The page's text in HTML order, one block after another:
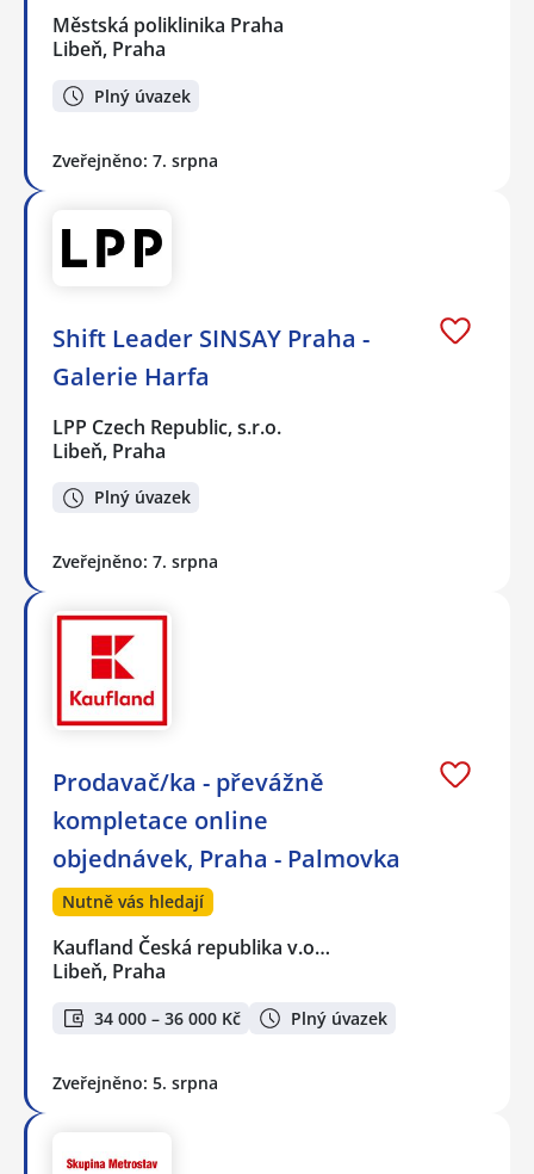
Městská poliklinika Praha
Libeň, Praha
Plný úvazek
Zveřejněno: 7. srpna
Shift Leader SINSAY Praha -
Galerie Harfa
LPP Czech Republic, s.r.o.
Libeň, Praha
Plný úvazek
Zveřejněno: 7. srpna
Prodavač/ka - převážně
kompletace online
objednávek, Praha - Palmovka
Nutně vás hledají
Kaufland Česká republika v.o…
Libeň, Praha
34 000 – 36 000 Kč Plný úvazek
Zveřejněno: 5. srpna